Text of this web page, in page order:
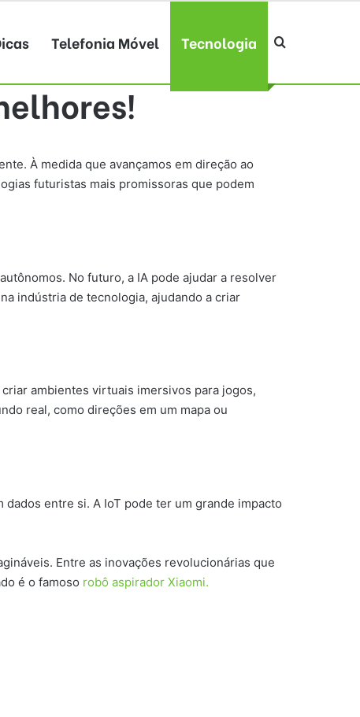
Telefonia Móvel Tecnologia Procurar por
À medida que avançamos em direção ao
futuristas mais promissoras que podem
No futuro, a IA pode ajudar a resolver
indústria de tecnologia, ajudando a criar
ambientes virtuais imersivos para jogos,
real, como direções em um mapa ou
entre si. A IoT pode ter um grande impacto
Entre as inovações revolucionárias que
é o famoso robô aspirador Xiaomi.